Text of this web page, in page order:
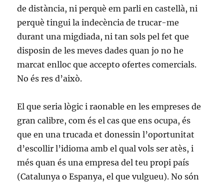
de distància, ni perquè em parli en castellà, ni
perquè tingui la indecència de trucar-me
durant una migdiada, ni tan sols pel fet que
disposin de les meves dades quan jo no he
marcat enlloc que accepto ofertes comercials.
No és res d’això.
El que seria lògic i raonable en les empreses de
gran calibre, com és el cas que ens ocupa, és
que en una trucada et donessin l’oportunitat
d’escollir l’idioma amb el qual vols ser atès, i
més quan és una empresa del teu propi país
(Catalunya o Espanya, el que vulgueu). No són